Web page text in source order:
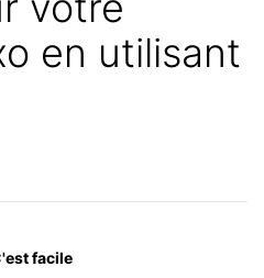
en utilisant
facile